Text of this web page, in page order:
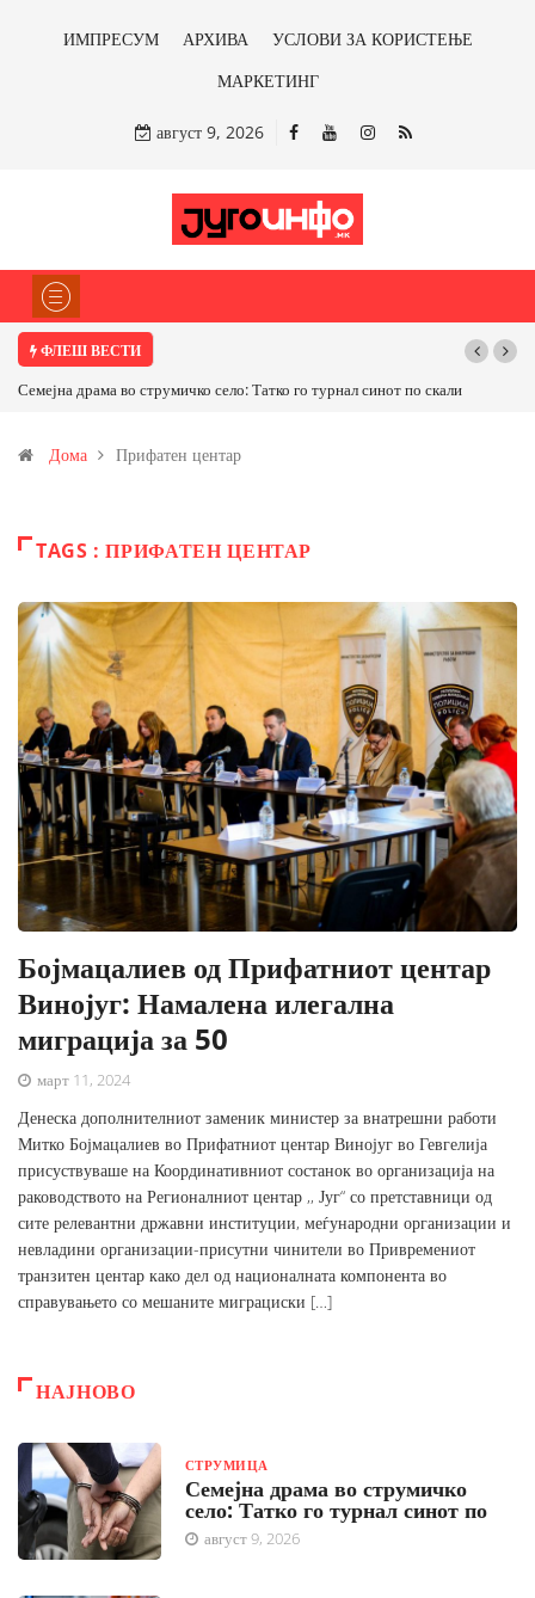
ИМПРЕСУМ АРХИВА
УСЛОВИ ЗА КОРИСТЕЊЕ
МАРКЕТИНГ
август 9, 2026
ФЛЕШ ВЕСТИ
Семејна драма во струмичко село: Татко го турнал синот по скали
Дома Прифатен центар
TAGS : ПРИФАТЕН ЦЕНТАР
Бојмацалиев од Прифатниот центар
Винојуг: Намалена илегална
миграција за 50
март 11, 2024
Денеска дополнителниот заменик министер за внатрешни работи
Митко Бојмацалиев во Прифатниот центар Винојуг во Гевгелија
присуствуваше на Координативниот состанок во организација на
раководството на Регионалниот центар ,, Југ“ со претставници од
сите релевантни државни институции, меѓународни организации и
невладини организации-присутни чинители во Привремениот
транзитен центар како дел од националната компонента во
справувањето со мешаните миграциски […]
НАЈНОВО
СТРУМИЦА
Семејна драма во струмичко
село: Татко го турнал синот по
август 9, 2026